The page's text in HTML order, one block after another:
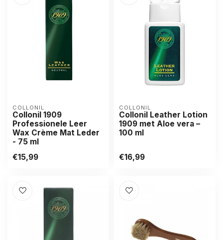
COLLONIL
Collonil 1909
Professionele Leer
Wax Crème Mat Leder
- 75 ml
€15,99
COLLONIL
Collonil Leather Lotion
1909 met Aloe vera –
100 ml
€16,99